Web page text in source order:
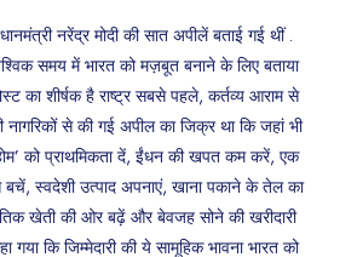
नरेंद्र मोदी की सात अपीलें बताई गई थीं .
समय में भारत को मज़बूत बनाने के लिए बताया
का शीर्षक है राष्ट्र सबसे पहले, कर्तव्य आराम से
से की गई अपील का जिक्र था कि जहां भी
को प्राथमिकता दें, ईंधन की खपत कम करें, एक
स्वदेशी उत्पाद अपनाएं, खाना पकाने के तेल का
खेती की ओर बढ़ें और बेवजह सोने की खरीदारी
कि जिम्मेदारी की ये सामूहिक भावना भारत को